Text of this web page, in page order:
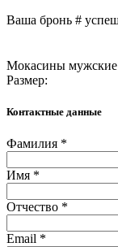
Ваша бронь #
Мокасины мужские
Размер:
Контактные данные
Фамилия *
Имя *
Отчество *
Email *